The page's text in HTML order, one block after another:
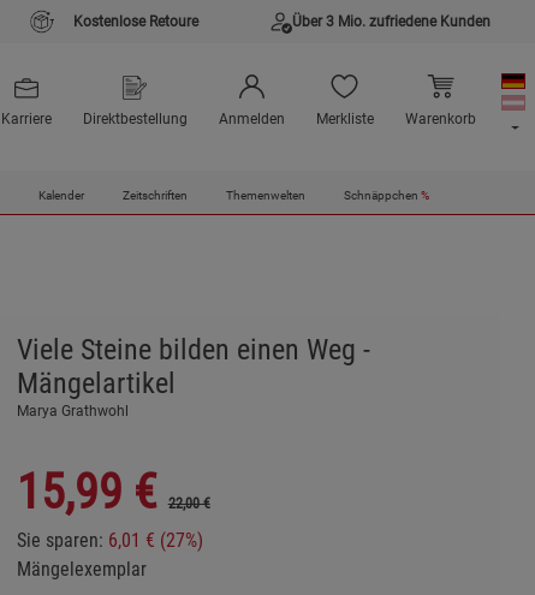
Kostenlose Retoure Über 3 Mio. zufriedene Kunden
Karriere Direktbestellung Anmelden Merkliste Warenkorb
Kalender Zeitschriften Themenwelten Schnäppchen %
Viele Steine bilden einen Weg -
Mängelartikel
Marya Grathwohl
15,99 € 22,00 €
Sie sparen: 6,01 € (27%)
Mängelexemplar